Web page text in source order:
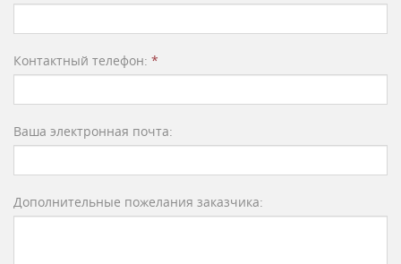
Контактный телефон: *
Ваша электронная почта:
Дополнительные пожелания заказчика: